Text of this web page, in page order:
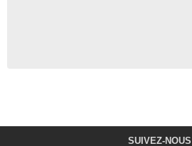
SUIVEZ-NOUS